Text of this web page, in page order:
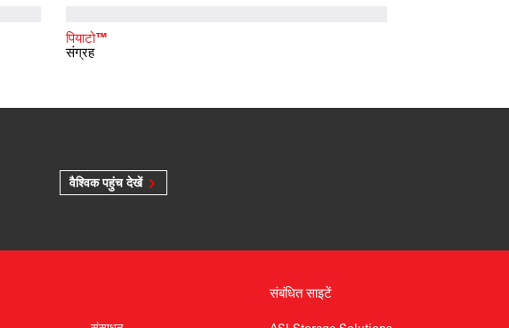
पियाटो™
संग्रह
वैश्विक पहुंच देखें
संबंधित साइटें